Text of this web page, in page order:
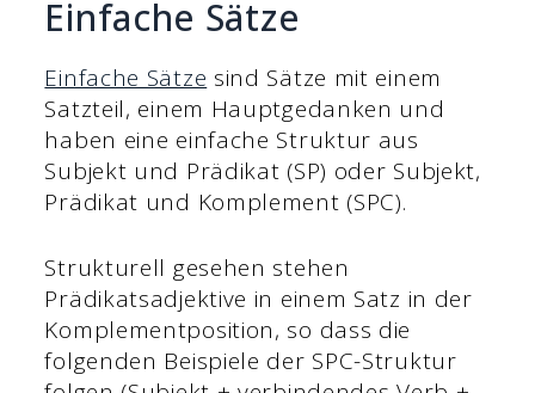
Einfache Sätze
Einfache Sätze sind Sätze mit einem
Satzteil, einem Hauptgedanken und
haben eine einfache Struktur aus
Subjekt und Prädikat (SP) oder Subjekt,
Prädikat und Komplement (SPC).
Strukturell gesehen stehen
Prädikatsadjektive in einem Satz in der
Komplementposition, so dass die
folgenden Beispiele der SPC-Struktur